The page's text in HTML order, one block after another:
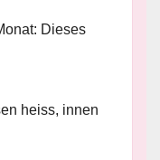
Dieses
heiss, innen